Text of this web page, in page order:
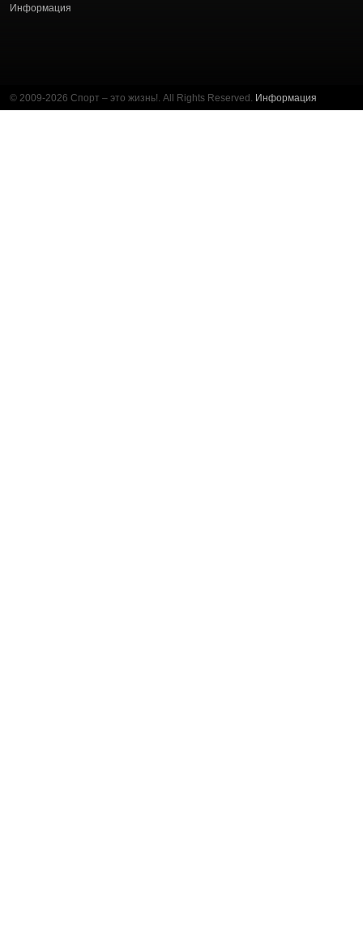
Информация
© 2009-2026 Спорт – это жизнь!. All Rights Reserved. Информация